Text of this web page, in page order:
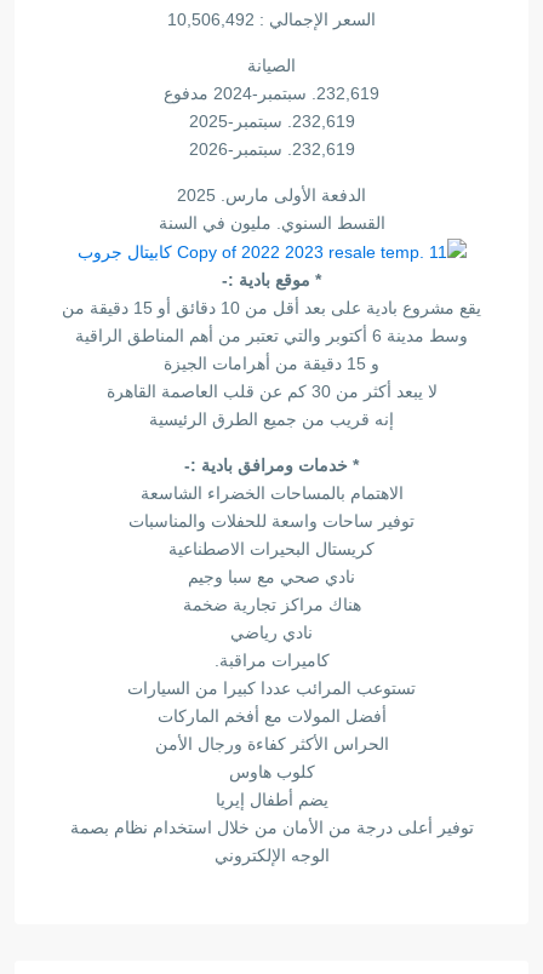
السعر الإجمالي : 10,506,492
الصيانة
232,619. سبتمبر-2024 مدفوع
232,619. سبتمبر-2025
232,619. سبتمبر-2026
الدفعة الأولى مارس. 2025
القسط السنوي. مليون في السنة
* موقع بادية :-
يقع مشروع بادية على بعد أقل من 10 دقائق أو 15 دقيقة من
وسط مدينة 6 أكتوبر والتي تعتبر من أهم المناطق الراقية
و 15 دقيقة من أهرامات الجيزة
لا يبعد أكثر من 30 كم عن قلب العاصمة القاهرة
إنه قريب من جميع الطرق الرئيسية
* خدمات ومرافق بادية :-
الاهتمام بالمساحات الخضراء الشاسعة
توفير ساحات واسعة للحفلات والمناسبات
كريستال البحيرات الاصطناعية
نادي صحي مع سبا وجيم
هناك مراكز تجارية ضخمة
نادي رياضي
كاميرات مراقبة.
تستوعب المرائب عددا كبيرا من السيارات
أفضل المولات مع أفخم الماركات
الحراس الأكثر كفاءة ورجال الأمن
كلوب هاوس
يضم أطفال إيريا
توفير أعلى درجة من الأمان من خلال استخدام نظام بصمة
الوجه الإلكتروني